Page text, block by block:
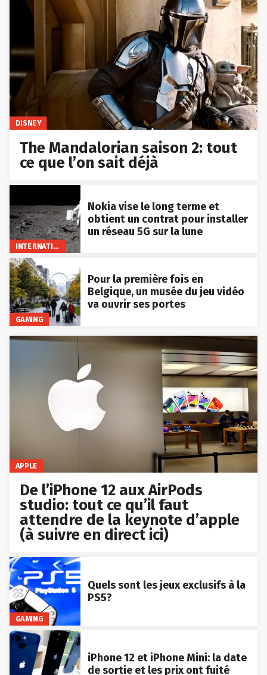
DISNEY
The Mandalorian saison 2: tout
ce que l’on sait déjà
INTERNATIONAL
Nokia vise le long terme et
obtient un contrat pour installer
un réseau 5G sur la lune
GAMING
Pour la première fois en
Belgique, un musée du jeu vidéo
va ouvrir ses portes
APPLE
De l’iPhone 12 aux AirPods
studio: tout ce qu’il faut
attendre de la keynote d’apple
(à suivre en direct ici)
GAMING
Quels sont les jeux exclusifs à la
PS5?
iPhone 12 et iPhone Mini: la date
de sortie et les prix ont fuité